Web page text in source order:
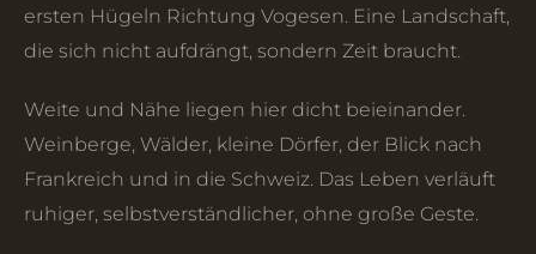
ersten Hügeln Richtung Vogesen. Eine Landschaft,
die sich nicht aufdrängt, sondern Zeit braucht.
Weite und Nähe liegen hier dicht beieinander.
Weinberge, Wälder, kleine Dörfer, der Blick nach
Frankreich und in die Schweiz. Das Leben verläuft
ruhiger, selbstverständlicher, ohne große Geste.